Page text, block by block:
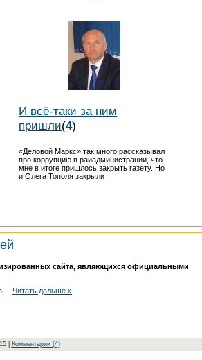
И всё-таки за ним
пришли(4)
«Деловой Маркс» так много рассказывал
про коррупцию в райадминистрации, что
мне в итоге пришлось закрыть газету. Но
и Олега Тополя закрыли
сайта, являющихся официальными
...Читать дальше »
| Комментарии (4)